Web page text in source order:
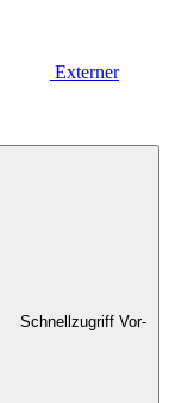
Externer
Schnellzugriff Vor-